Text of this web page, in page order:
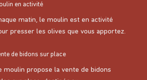
en activité
matin, le moulin est en activité
presser les olives que vous apportez.
de bidons sur place
moulin propose la vente de bidons